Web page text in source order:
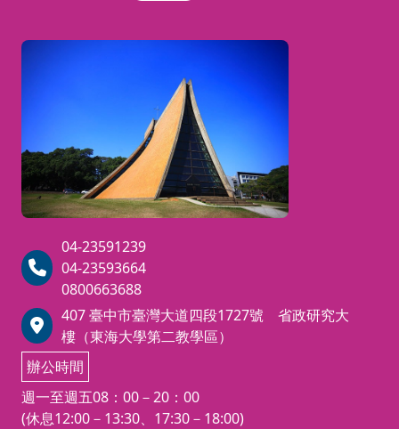
04-23591239
04-23593664
0800663688
407 臺中市臺灣大道四段1727號 省政研究大
樓（東海大學第二教學區）
辦公時間
週一至週五08：00－20：00
(休息12:00－13:30、17:30－18:00)